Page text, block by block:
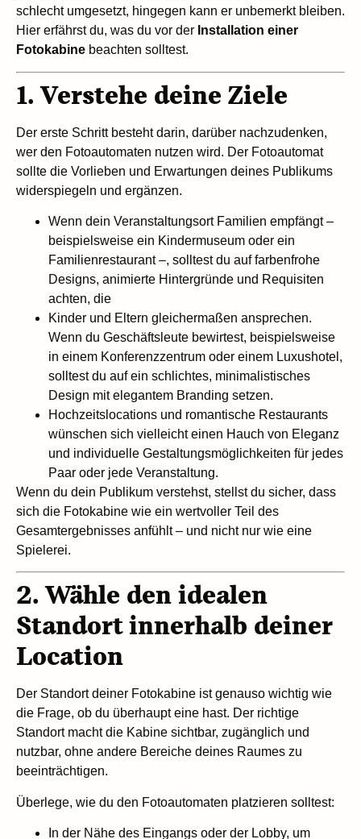
schlecht umgesetzt, hingegen kann er unbemerkt bleiben.
Hier erfährst du, was du vor der Installation einer
Fotokabine beachten solltest.
1. Verstehe deine Ziele
Der erste Schritt besteht darin, darüber nachzudenken,
wer den Fotoautomaten nutzen wird. Der Fotoautomat
sollte die Vorlieben und Erwartungen deines Publikums
widerspiegeln und ergänzen.
Wenn dein Veranstaltungsort Familien empfängt –
beispielsweise ein Kindermuseum oder ein
Familienrestaurant –, solltest du auf farbenfrohe
Designs, animierte Hintergründe und Requisiten
achten, die
Kinder und Eltern gleichermaßen ansprechen.
Wenn du Geschäftsleute bewirtest, beispielsweise
in einem Konferenzzentrum oder einem Luxushotel,
solltest du auf ein schlichtes, minimalistisches
Design mit elegantem Branding setzen.
Hochzeitslocations und romantische Restaurants
wünschen sich vielleicht einen Hauch von Eleganz
und individuelle Gestaltungsmöglichkeiten für jedes
Paar oder jede Veranstaltung.
Wenn du dein Publikum verstehst, stellst du sicher, dass
sich die Fotokabine wie ein wertvoller Teil des
Gesamtergebnisses anfühlt – und nicht nur wie eine
Spielerei.
2. Wähle den idealen
Standort innerhalb deiner
Location
Der Standort deiner Fotokabine ist genauso wichtig wie
die Frage, ob du überhaupt eine hast. Der richtige
Standort macht die Kabine sichtbar, zugänglich und
nutzbar, ohne andere Bereiche deines Raumes zu
beeinträchtigen.
Überlege, wie du den Fotoautomaten platzieren solltest:
In der Nähe des Eingangs oder der Lobby, um